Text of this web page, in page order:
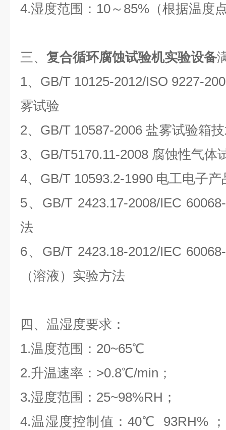
4.湿度范围： 10～85%（根据温度
三、 复合循环腐蚀试验机实验设备
1、GB/T 10125-2012/ISO 9227-
雾试验
2、GB/T 10587-2006 盐雾试验箱
3、GB/T5170.11-2008 腐蚀性气体
4、 GB/T 10593.2-1990电工电子产
5、GB/T 2423.17-2008/IEC
法
6、GB/T 2423.18-2012/IEC
（溶液）实验方法
四、温湿度要求：
1.温度范围：20~65℃
2.升温速率：>0.8℃/min；
3.湿度范围：25~98%RH；
4.温湿度控制值：40℃ 93RH%